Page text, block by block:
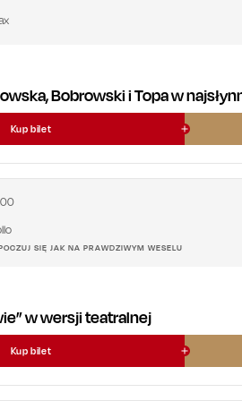
Bobrowski i Topa w
Kup bilet
SIĘ JAK NA PRAWDZIWYM WESELU
w wersji teatralnej
Kup bilet